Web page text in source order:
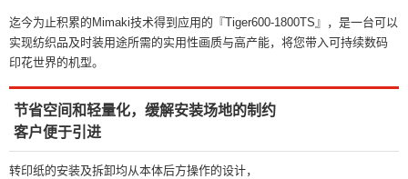
迄今为止积累的Mimaki技术得到应用的『Tiger600-1800TS』，是一台可以
实现纺织品及时装用途所需的实用性画质与高产能，将您带入可持续数码
印花世界的机型。
节省空间和轻量化，缓解安装场地的制约
客户便于引进
转印纸的安装及拆卸均从本体后方操作的设计，